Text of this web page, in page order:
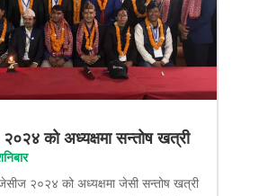
को अध्यक्षमा सन्तोष खत्री
२०२४ को अध्यक्षमा जेसी सन्तोष खत्री